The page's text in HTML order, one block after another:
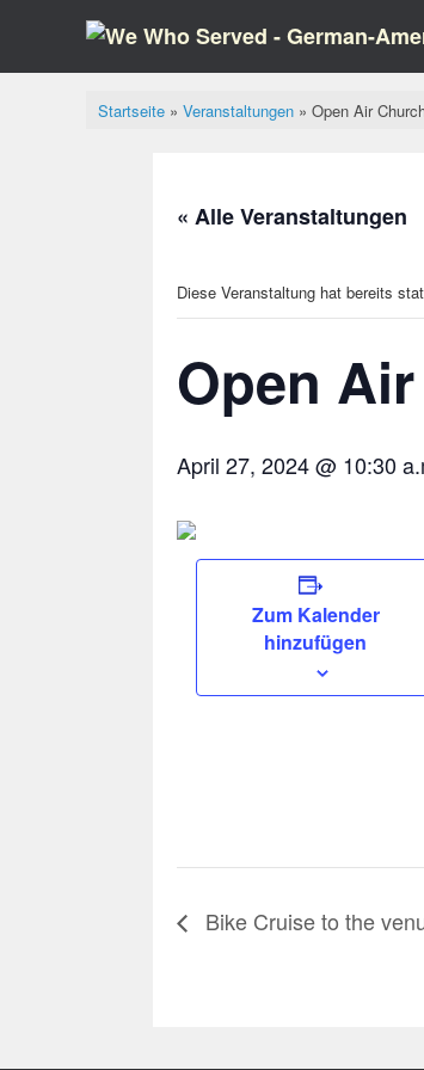
Startseite» Veranstaltungen» Open Air
« Alle Veranstaltungen
Diese Veranstaltung hat bereits
Open
April 27, 2024 @ 10:30
Zum Kalender
hinzufügen
Bike Cruise to the